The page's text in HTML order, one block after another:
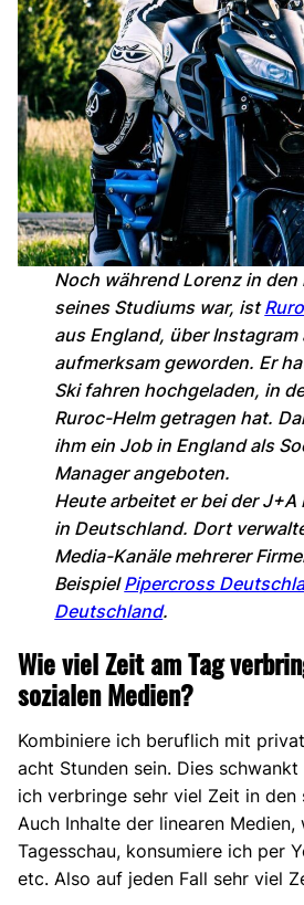
Noch während Lorenz in
seines Studiums war, ist
aus England, über Instagram
aufmerksam geworden. Er
Ski fahren hochgeladen, in
Ruroc-Helm getragen hat.
ihm ein Job in England als
Manager angeboten.
Heute arbeitet er bei der J+A
in Deutschland. Dort
Media-Kanäle mehrerer
BeispielPipercross
Deutschland.
Wie viel Zeit am Tag
sozialen Medien?
Kombiniere ich beruflich mit
acht Stunden sein. Dies
ich verbringe sehr viel Zeit in den
Auch Inhalte der linearen Medien,
Tagesschau, konsumiere ich per
etc. Also auf jeden Fall sehr viel